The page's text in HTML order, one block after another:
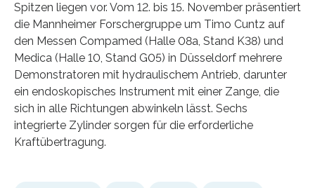
Spitzen liegen vor. Vom 12. bis 15. November präsentiert
die Mannheimer Forschergruppe um Timo Cuntz auf
den Messen Compamed (Halle 08a, Stand K38) und
Medica (Halle 10, Stand G05) in Düsseldorf mehrere
Demonstratoren mit hydraulischem Antrieb, darunter
ein endoskopisches Instrument mit einer Zange, die
sich in alle Richtungen abwinkeln lässt. Sechs
integrierte Zylinder sorgen für die erforderliche
Kraftübertragung.